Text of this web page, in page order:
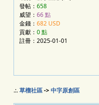
發帖： 658
威望： 66 點
金錢： 682 USD
貢獻： 0 點
註冊：2025-01-01
.:.草榴社區->中字原創區